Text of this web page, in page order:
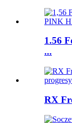
1.56
...
RX